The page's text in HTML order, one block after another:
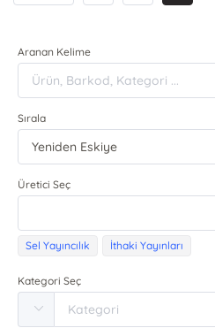
Aranan Kelime
Sırala
Üretici Seç
Sel Yayıncılık İthaki Yayınları
Kategori Seç